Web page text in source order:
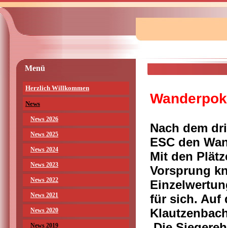
Menü
Herzlich Willkommen
News
News 2026
News 2025
News 2024
News 2023
News 2022
News 2021
News 2020
News 2019
Nach dem
ESC den
Mit den
Vorsprung
für sich. Auf